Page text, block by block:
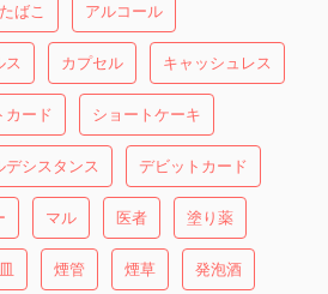
たばこ アルコール
ス カプセル キャッシュレス
カード ショートケーキ
デシスタンス デビットカード
マル 医者 塗り薬
煙管 煙草 発泡酒